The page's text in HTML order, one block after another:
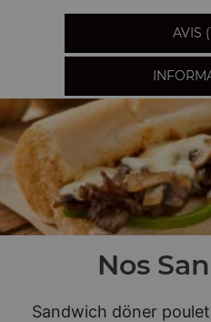
AVIS
Nos
Sandwich döner poulet